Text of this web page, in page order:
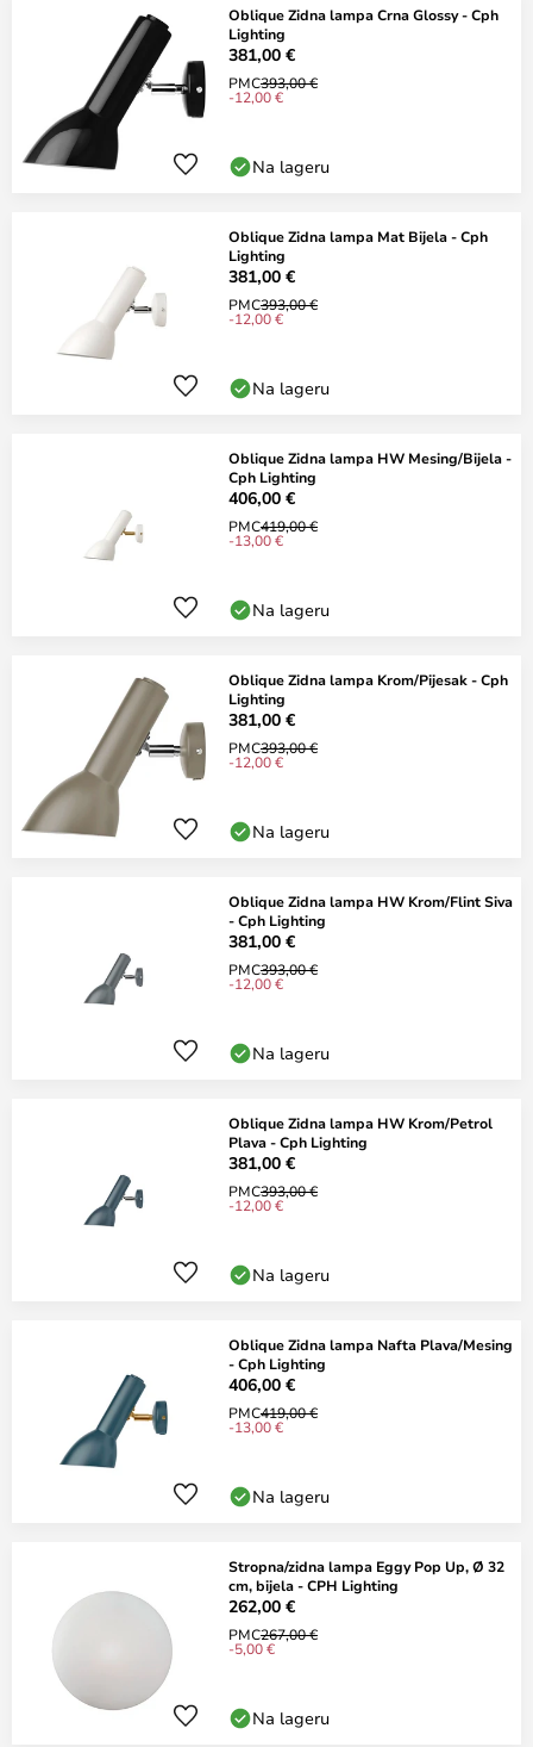
Oblique Zidna lampa Crna Glossy - Cph
Lighting
381,00 €
PMC393,00 €
-12,00 €
Na lageru
Oblique Zidna lampa Mat Bijela - Cph
Lighting
381,00 €
PMC393,00 €
-12,00 €
Na lageru
Oblique Zidna lampa HW Mesing/Bijela -
Cph Lighting
406,00 €
PMC419,00 €
-13,00 €
Na lageru
Oblique Zidna lampa Krom/Pijesak - Cph
Lighting
381,00 €
PMC393,00 €
-12,00 €
Na lageru
Oblique Zidna lampa HW Krom/Flint Siva
- Cph Lighting
381,00 €
PMC393,00 €
-12,00 €
Na lageru
Oblique Zidna lampa HW Krom/Petrol
Plava - Cph Lighting
381,00 €
PMC393,00 €
-12,00 €
Na lageru
Oblique Zidna lampa Nafta Plava/Mesing
- Cph Lighting
406,00 €
PMC419,00 €
-13,00 €
Na lageru
Stropna/zidna lampa Eggy Pop Up, Ø 32
cm, bijela - CPH Lighting
262,00 €
PMC267,00 €
-5,00 €
Na lageru